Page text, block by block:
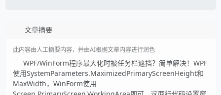
文章摘要
此内容由人工摘要内容，并由AI根据文章内容进行润色
WPF/WinForm程序最大化时被任务栏遮挡？简单解决！WPF
使用SystemParameters.MaximizedPrimaryScreenHeight和
MaxWidth，WinForm使用